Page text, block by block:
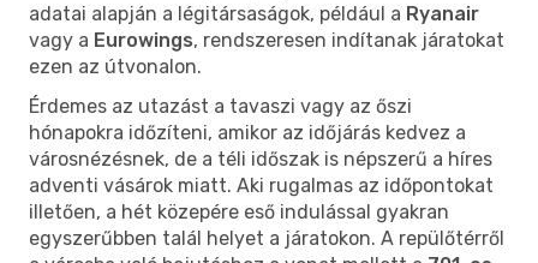
adatai alapján a légitársaságok, például a Ryanair
vagy a Eurowings, rendszeresen indítanak járatokat
ezen az útvonalon.
Érdemes az utazást a tavaszi vagy az őszi
hónapokra időzíteni, amikor az időjárás kedvez a
városnézésnek, de a téli időszak is népszerű a híres
adventi vásárok miatt. Aki rugalmas az időpontokat
illetően, a hét közepére eső indulással gyakran
egyszerűbben talál helyet a járatokon. A repülőtérről